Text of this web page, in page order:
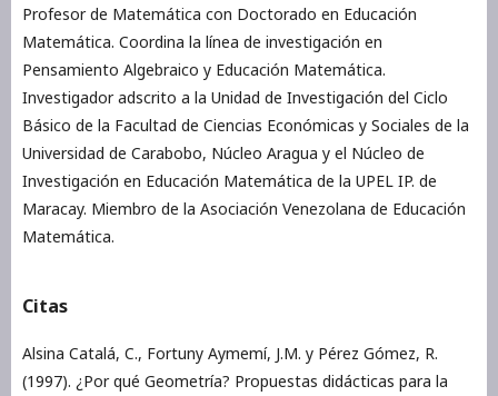
Profesor de Matemática con Doctorado en Educación
Matemática. Coordina la línea de investigación en
Pensamiento Algebraico y Educación Matemática.
Investigador adscrito a la Unidad de Investigación del Ciclo
Básico de la Facultad de Ciencias Económicas y Sociales de la
Universidad de Carabobo, Núcleo Aragua y el Núcleo de
Investigación en Educación Matemática de la UPEL IP. de
Maracay. Miembro de la Asociación Venezolana de Educación
Matemática.
Citas
Alsina Catalá, C., Fortuny Aymemí, J.M. y Pérez Gómez, R.
(1997). ¿Por qué Geometría? Propuestas didácticas para la